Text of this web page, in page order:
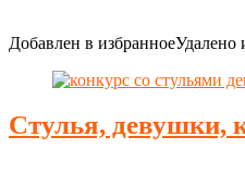
Добавлен в избранноеУдалено
Стулья, девушки,